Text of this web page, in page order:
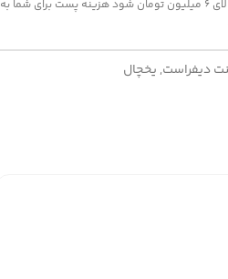
چنان چه جمع صورت حساب شما بالای 6 میلیون تومان شود هزینه پست برای شما به
دیفراست, یخچال